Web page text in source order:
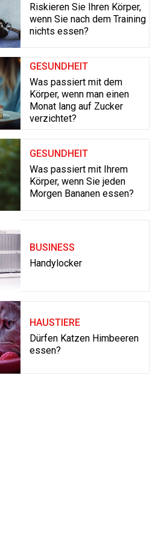
Riskieren Sie Ihren Körper,
wenn Sie nach dem Training
nichts essen?
GESUNDHEIT
Was passiert mit dem
Körper, wenn man einen
Monat lang auf Zucker
verzichtet?
GESUNDHEIT
Was passiert mit Ihrem
Körper, wenn Sie jeden
Morgen Bananen essen?
BUSINESS
Handylocker
HAUSTIERE
Dürfen Katzen Himbeeren
essen?